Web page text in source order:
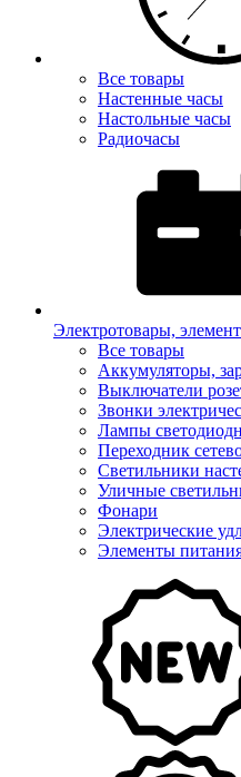
Все товары
Настенные часы
Настольные часы
Радиочасы
Электротовары,
Все товары
Аккумуляторы,
Выключатели
Звонки
Лампы
Переходник
Светильники
Уличные
Фонари
Электрические
Элементы